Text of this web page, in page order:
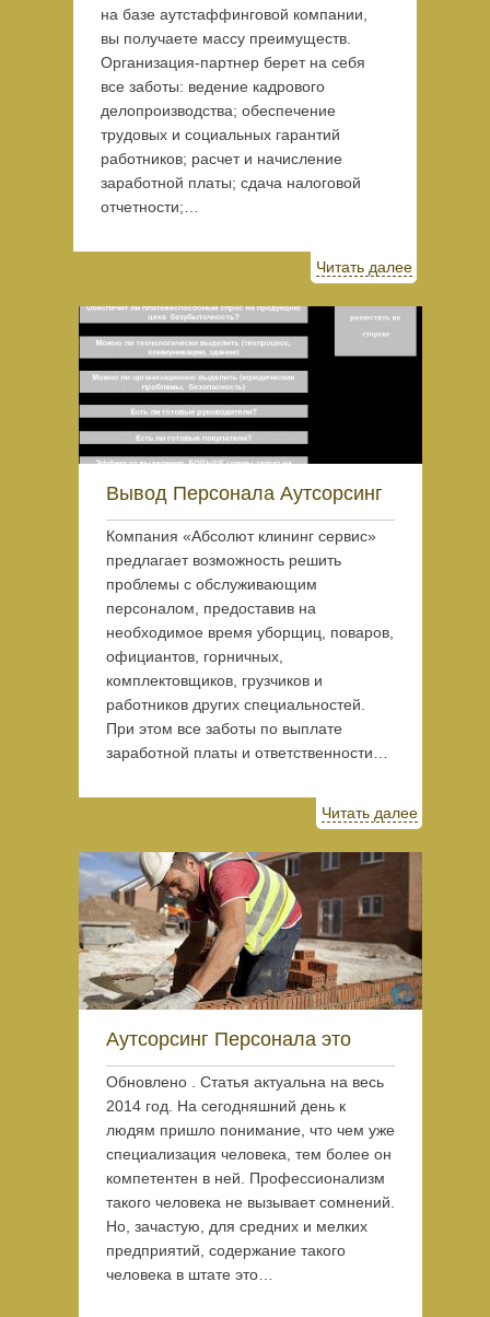
на базе аутстаффинговой компании,
вы получаете массу преимуществ.
Организация-партнер берет на себя
все заботы: ведение кадрового
делопроизводства; обеспечение
трудовых и социальных гарантий
работников; расчет и начисление
заработной платы; сдача налоговой
отчетности;…
Читать далее
Вывод Персонала Аутсорсинг
Компания «Абсолют клининг сервис»
предлагает возможность решить
проблемы с обслуживающим
персоналом, предоставив на
необходимое время уборщиц, поваров,
официантов, горничных,
комплектовщиков, грузчиков и
работников других специальностей.
При этом все заботы по выплате
заработной платы и ответственности…
Читать далее
Аутсорсинг Персонала это
Обновлено . Статья актуальна на весь
2014 год. На сегодняшний день к
людям пришло понимание, что чем уже
специализация человека, тем более он
компетентен в ней. Профессионализм
такого человека не вызывает сомнений.
Но, зачастую, для средних и мелких
предприятий, содержание такого
человека в штате это…